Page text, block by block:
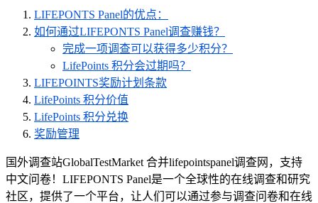
LIFEPONTS Panel的优点：
如何通过LIFEPONTS Panel调查赚钱？
完成一项调查可以获得多少积分？
LifePoints 积分会过期吗？
LIFEPOINTS奖励计划条款
LifePoints 积分价值
LifePoints 积分兑换
奖励管理
国外调查站GlobalTestMarket 合并lifepointspanel调查网，支持
中文问卷！LIFEPONTS Panel是一个全球性的在线调查和研究
社区，提供了一个平台，让人们可以通过参与调查问卷和在线